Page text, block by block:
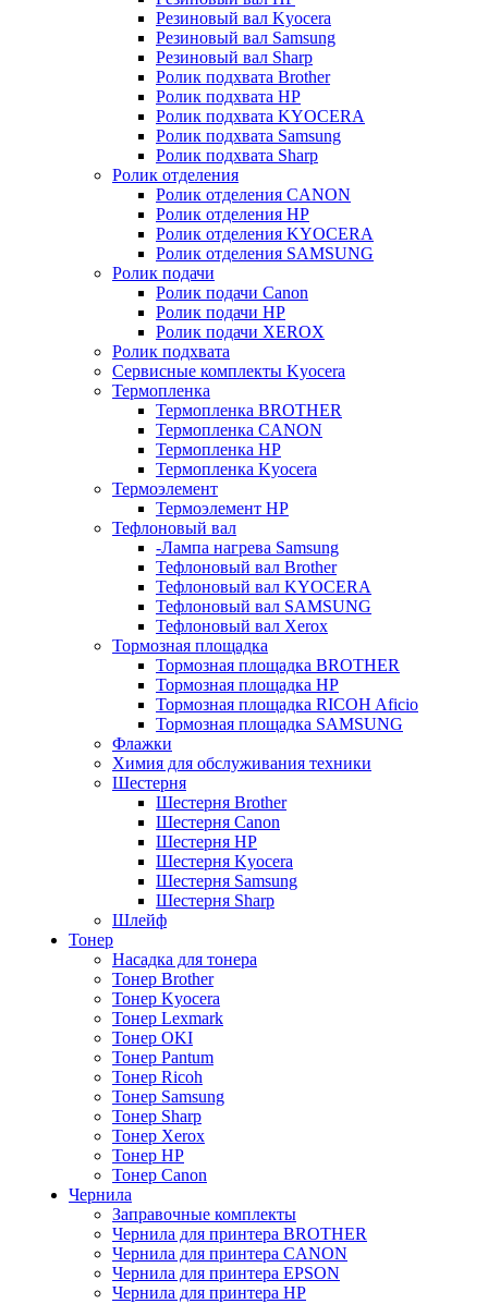
Резиновый вал Kyocera
Резиновый вал Samsung
Резиновый вал Sharp
Ролик подхвата Brother
Ролик подхвата HP
Ролик подхвата KYOCERA
Ролик подхвата Samsung
Ролик подхвата Sharp
Ролик отделения
Ролик отделения CANON
Ролик отделения HP
Ролик отделения KYOCERA
Ролик отделения SAMSUNG
Ролик подачи
Ролик подачи Canon
Ролик подачи HP
Ролик подачи XEROX
Ролик подхвата
Сервисные комплекты Kyocera
Термопленка
Термопленка BROTHER
Термопленка CANON
Термопленка HP
Термопленка Kyocera
Термоэлемент
Термоэлемент НР
Тефлоновый вал
-Лампа нагрева Samsung
Тефлоновый вал Brother
Тефлоновый вал KYOCERA
Тефлоновый вал SAMSUNG
Тефлоновый вал Xerox
Тормозная площадка
Тормозная площадка BROTHER
Тормозная площадка HP
Тормозная площадка RICOH Aficio
Тормозная площадка SAMSUNG
Флажки
Химия для обслуживания техники
Шестерня
Шестерня Brother
Шестерня Canon
Шестерня HP
Шестерня Kyocera
Шестерня Samsung
Шестерня Sharp
Шлейф
Тонер
Насадка для тонера
Тонер Brother
Тонер Kyocera
Тонер Lexmark
Тонер OKI
Тонер Pantum
Тонер Ricoh
Тонер Samsung
Тонер Sharp
Тонер Xerox
Тонер НР
Тонер Саnon
Чернила
Заправочные комплекты
Чернила для принтера BROTHER
Чернила для принтера CANON
Чернила для принтера EPSON
Чернила для принтера HP